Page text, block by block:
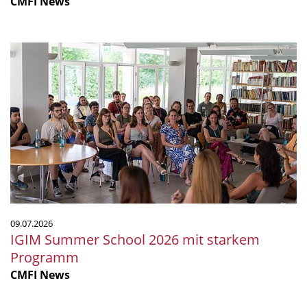
IGIM
Summer
mit
starkem
Programm
09.07.2026
IGIM Summer School 2026 mit starkem
Programm
CMFI News